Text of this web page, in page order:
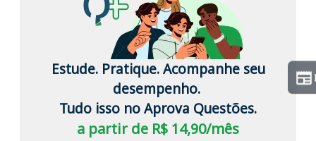
Estude. Pratique. Acompanhe seu
desempenho.
Tudo isso no Aprova Questões.
a partir de R$ 14,90/mês